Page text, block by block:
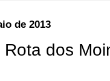
de 2013
dos